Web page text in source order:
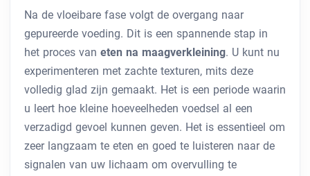
Na de vloeibare fase volgt de overgang naar
gepureerde voeding. Dit is een spannende stap in
het proces van eten na maagverkleining. U kunt nu
experimenteren met zachte texturen, mits deze
volledig glad zijn gemaakt. Het is een periode waarin
u leert hoe kleine hoeveelheden voedsel al een
verzadigd gevoel kunnen geven. Het is essentieel om
zeer langzaam te eten en goed te luisteren naar de
signalen van uw lichaam om overvulling te